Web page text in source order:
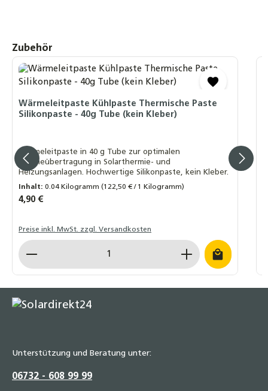
Produktgalerie überspringen
Zubehör
Wärmeleitpaste Kühlpaste Thermische Paste
Silikonpaste - 40g Tube (kein Kleber)
Wärmeleitpaste in 40 g Tube zur optimalen
Wärmeübertragung in Solarthermie- und
Heizungsanlagen. Hochwertige Silikonpaste, kein Kleber.
Inhalt:0.04 Kilogramm(122,50 € / 1 Kilogramm)
Regulärer Preis:
4,90 €
Preise inkl. MwSt. zzgl. Versandkosten
Produkt Anzahl: Gib den gewünschten Wert
Unterstützung und Beratung unter:
06732 - 608 99 99